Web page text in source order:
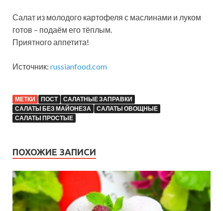
Салат из молодого картофеля с маслинами и луком
готов – подаём его тёплым.
Приятного аппетита!
Источник: russianfood.com
МЕТКИ ПОСТ
САЛАТНЫЕ ЗАПРАВКИ
САЛАТЫ БЕЗ МАЙОНЕЗА
САЛАТЫ ОВОЩНЫЕ
САЛАТЫ ПРОСТЫЕ
ПОХОЖИЕ ЗАПИСИ